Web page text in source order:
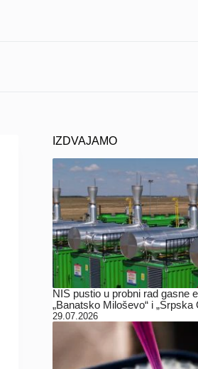
IZDVAJAMO
NIS pustio u probni rad gasne
„Banatsko Miloševo“ i „Srpska
29.07.2026